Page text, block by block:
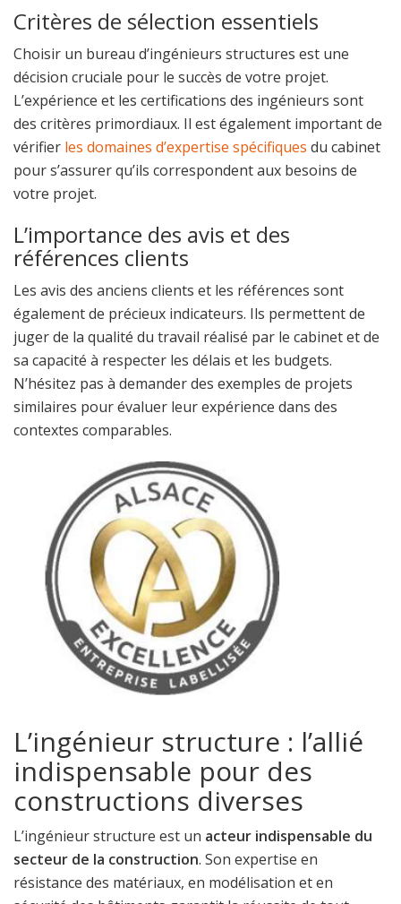
Critères de sélection essentiels
Choisir un bureau d’ingénieurs structures est une
décision cruciale pour le succès de votre projet.
L’expérience et les certifications des ingénieurs sont
des critères primordiaux. Il est également important de
vérifier les domaines d’expertise spécifiques du cabinet
pour s’assurer qu’ils correspondent aux besoins de
votre projet.
L’importance des avis et des
références clients
Les avis des anciens clients et les références sont
également de précieux indicateurs. Ils permettent de
juger de la qualité du travail réalisé par le cabinet et de
sa capacité à respecter les délais et les budgets.
N’hésitez pas à demander des exemples de projets
similaires pour évaluer leur expérience dans des
contextes comparables.
L’ingénieur structure : l’allié
indispensable pour des
constructions diverses
L’ingénieur structure est un acteur indispensable du
secteur de la construction. Son expertise en
résistance des matériaux, en modélisation et en